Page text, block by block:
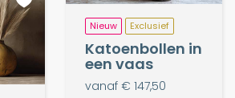
Nieuw Exclusief
Katoenbollen in
een vaas
vanaf € 147,50